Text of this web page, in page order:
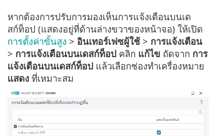
หากต้องการปรับการมองเห็นการแจ้งเตือนบนเด
สก์ท็อป (แสดงอยู่ที่ด้านล่างขวาของหน้าจอ) ให้เปิด
การตั้งค่าขั้นสูง > อินเทอร์เฟซผู้ใช้ > การแจ้งเตือน
> การแจ้งเตือนบนเดสก์ท็อป คลิก แก้ไข ถัดจาก การ
แจ้งเตือนบนเดสก์ท็อป แล้วเลือกช่องทำเครื่องหมาย
แสดง ที่เหมาะสม